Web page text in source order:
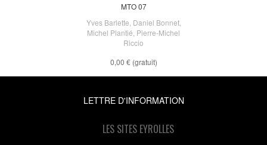
MTO 07
Yves Barlette Daniel Bonnet,
Michel Plantié Pierre-Michel
Riccio
0,00 € (gratuit)
LETTRE D'INFORMATION
LES SITES EYROLLES